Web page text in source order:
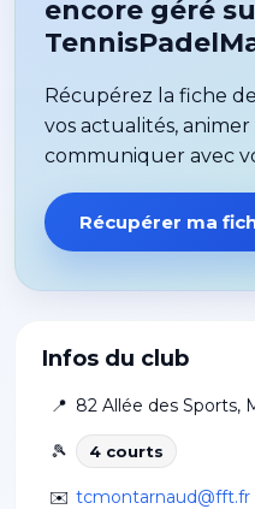
Infos du club
📍 82 Allée des Sports,
🎾 4 courts
✉️ tcmontarnaud@fft.fr
encore géré
Récupérez la fiche
vos actualités,
communiquer avec
Récupérer ma